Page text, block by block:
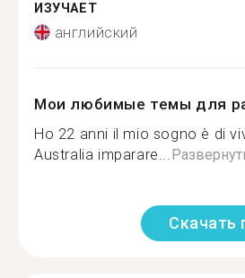
ИЗУЧАЕТ
английский
Мои любимые темы для
Ho 22 anni il mio sogno è di
Australia imparare...
Скачать